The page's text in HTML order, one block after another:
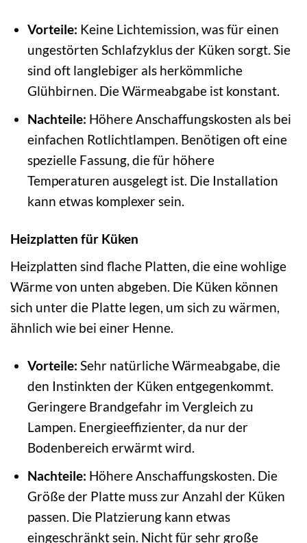
Vorteile: Keine Lichtemission, was für einen
ungestörten Schlafzyklus der Küken sorgt. Sie
sind oft langlebiger als herkömmliche
Glühbirnen. Die Wärmeabgabe ist konstant.
Nachteile: Höhere Anschaffungskosten als bei
einfachen Rotlichtlampen. Benötigen oft eine
spezielle Fassung, die für höhere
Temperaturen ausgelegt ist. Die Installation
kann etwas komplexer sein.
Heizplatten für Küken
Heizplatten sind flache Platten, die eine wohlige
Wärme von unten abgeben. Die Küken können
sich unter die Platte legen, um sich zu wärmen,
ähnlich wie bei einer Henne.
Vorteile: Sehr natürliche Wärmeabgabe, die
den Instinkten der Küken entgegenkommt.
Geringere Brandgefahr im Vergleich zu
Lampen. Energieeffizienter, da nur der
Bodenbereich erwärmt wird.
Nachteile: Höhere Anschaffungskosten. Die
Größe der Platte muss zur Anzahl der Küken
passen. Die Platzierung kann etwas
eingeschränkt sein. Nicht für sehr große